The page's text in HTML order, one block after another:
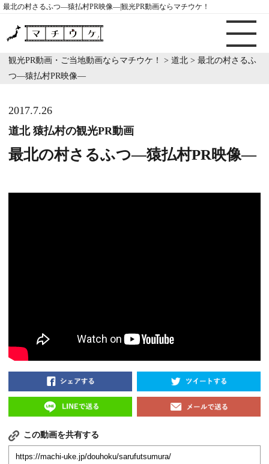
最北の村さるふつ―猿払村PR映像―|観光PR動画ならマチウケ！
観光PR動画・ご当地動画ならマチウケ！ > 道北 > 最北の村さるふ
つ―猿払村PR映像―
2017.7.26
道北 猿払村の観光PR動画
最北の村さるふつ―猿払村PR映像―
この動画を共有する